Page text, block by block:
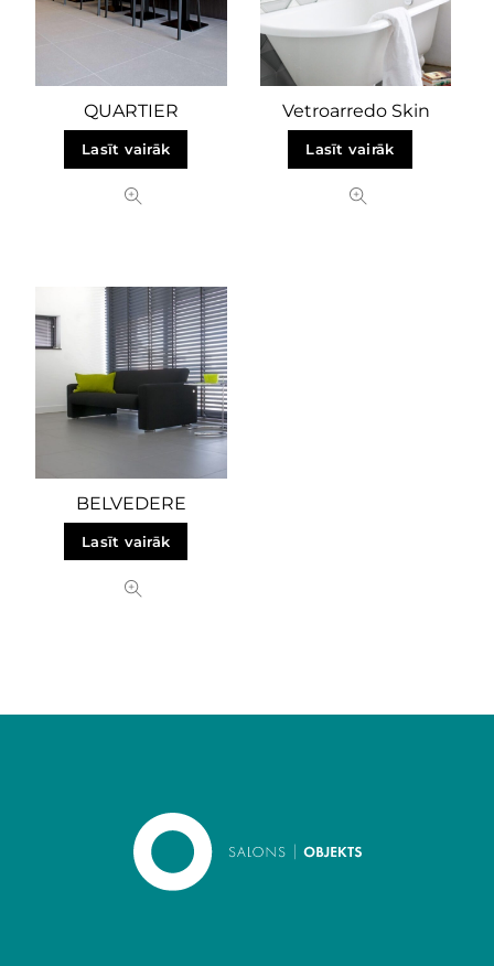
QUARTIER
Lasīt vairāk
Vetroarredo Skin
Lasīt vairāk
BELVEDERE
Lasīt vairāk